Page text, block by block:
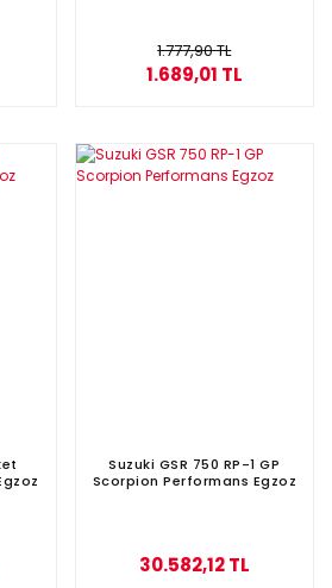
1.777,90 TL
1.689,01 TL
Suzuki GSR 750 RP-1 GP
Scorpion Performans Egzoz
30.582,12 TL